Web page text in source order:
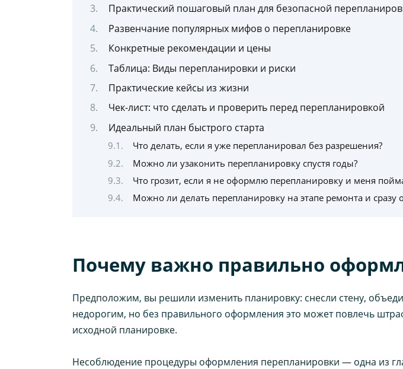
Практический пошаговый план для безопасной
Развенчание популярных мифов о перепланировке
Конкретные рекомендации и цены
Таблица: Виды перепланировки и риски
Практические кейсы из жизни
Чек-лист: что сделать и проверить перед перепланировкой
Идеальный план быстрого старта
Что делать, если я уже перепланировал без разрешения?
Можно ли узаконить перепланировку спустя годы?
Что грозит, если я не оформлю перепланировку и меня
Можно ли делать перепланировку на этапе ремонта и
Почему важно правильно
Предположим, вы решили изменить планировку: снесли стену,
недорогим, но без правильного оформления это может повлечь
исходной планировке.
Несоблюдение процедуры оформления перепланировки — одна из